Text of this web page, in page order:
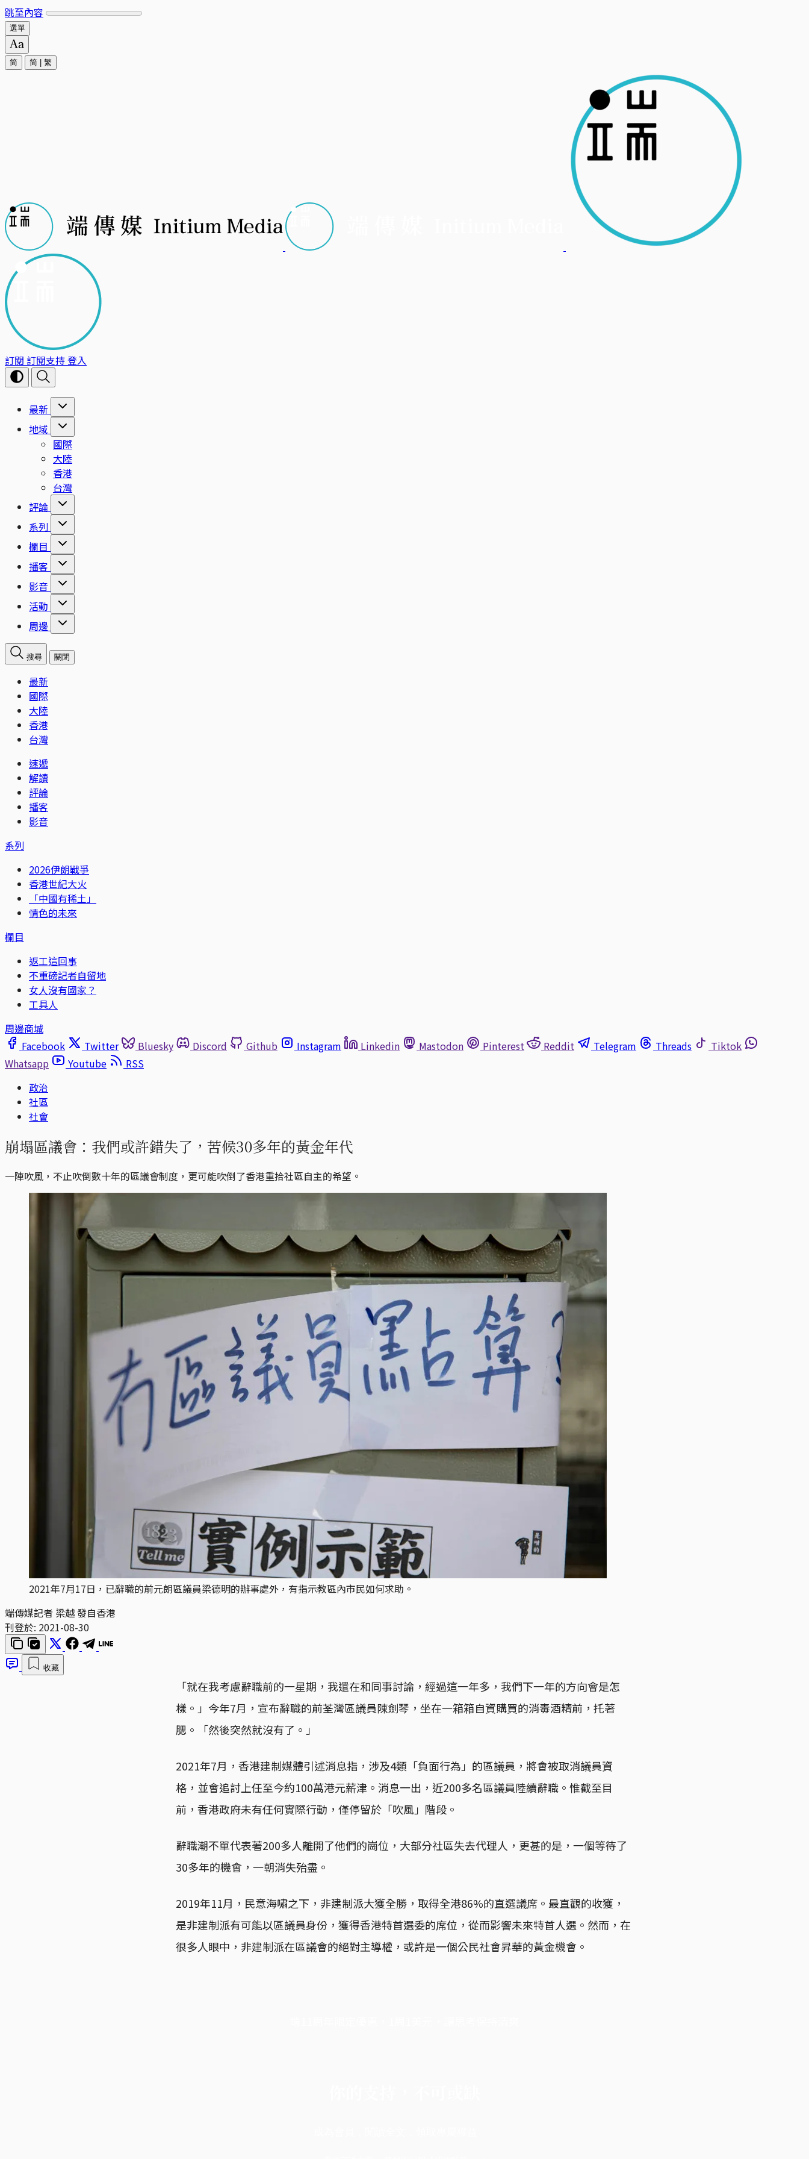
跳至內容
選單
简 简 繁
訂閱 訂閱支持登入
最新
地域
國際
大陸
香港
台灣
評論
系列
欄目
播客
影音
活動
周邊
搜尋 關閉
最新
國際
大陸
香港
台灣
速遞
解讀
評論
播客
影音
系列
2026伊朗戰爭
香港世紀大火
「中國有稀土」
情色的未來
欄目
返工這回事
不重磅記者自留地
女人沒有國家？
工具人
周邊商城
Facebook
Twitter Bluesky Discord Github Instagram Linkedin Mastodon Pinterest Reddit Telegram Threads
Tiktok
Whatsapp
Youtube
RSS
政治
社區
社會
崩塌區議會：我們或許錯失了，苦候30多年的黃金年代
一陣吹風，不止吹倒數十年的區議會制度，更可能吹倒了香港重拾社區自主的希望。
2021年7月17日，已辭職的前元朗區議員梁德明的辦事處外，有指示教區內市民如何求助。
端傳媒記者 梁越 發自香港
刊登於: 2021-08-30
收藏
「就在我考慮辭職前的一星期，我還在和同事討論，經過這一年多，我們下一年的方向會是怎
樣。」今年7月，宣布辭職的前荃灣區議員陳劍琴，坐在一箱箱自資購買的消毒酒精前，托著
腮。「然後突然就沒有了。」
2021年7月，香港建制媒體引述消息指，涉及4類「負面行為」的區議員，將會被取消議員資
格，並會追討上任至今約100萬港元薪津。消息一出，近200多名區議員陸續辭職。惟截至目
前，香港政府未有任何實際行動，僅停留於「吹風」階段。
辭職潮不單代表著200多人離開了他們的崗位，大部分社區失去代理人，更甚的是，一個等待了
30多年的機會，一朝消失殆盡。
2019年11月，民意海嘯之下，非建制派大獲全勝，取得全港86%的直選議席。最直觀的收獲，
是非建制派有可能以區議員身份，獲得香港特首選委的席位，從而影響未來特首人選。然而，在
很多人眼中，非建制派在區議會的絕對主導權，或許是一個公民社會昇華的黃金機會。